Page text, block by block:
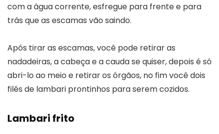
com a água corrente, esfregue para frente e para
trás que as escamas vão saindo.
Após tirar as escamas, você pode retirar as
nadadeiras, a cabeça e a cauda se quiser, depois é só
abri-lo ao meio e retirar os órgãos, no fim você dois
filés de lambari prontinhos para serem cozidos.
Lambari frito